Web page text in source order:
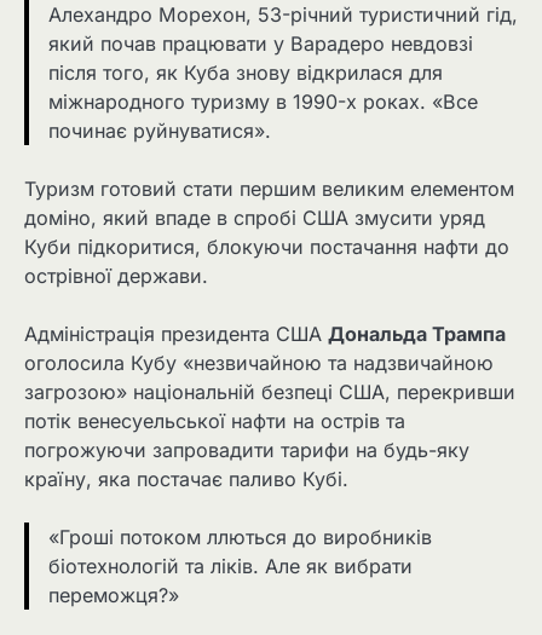
Алехандро Морехон, 53-річний туристичний гід,
який почав працювати у Варадеро невдовзі
після того, як Куба знову відкрилася для
міжнародного туризму в 1990-х роках. «Все
починає руйнуватися».
Туризм готовий стати першим великим елементом
доміно, який впаде в спробі США змусити уряд
Куби підкоритися, блокуючи постачання нафти до
острівної держави.
Адміністрація президента США Дональда Трампа
оголосила Кубу «незвичайною та надзвичайною
загрозою» національній безпеці США, перекривши
потік венесуельської нафти на острів та
погрожуючи запровадити тарифи на будь-яку
країну, яка постачає паливо Кубі.
«Гроші потоком ллються до виробників
біотехнологій та ліків. Але як вибрати
переможця?»